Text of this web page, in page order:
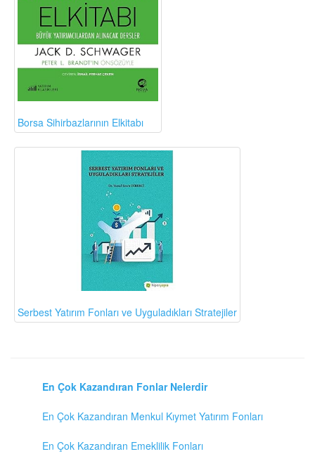
Borsa Sihirbazlarının Elkitabı
Serbest Yatırım Fonları ve Uyguladıkları Stratejiler
En Çok Kazandıran Fonlar Nelerdir
En Çok Kazandıran Menkul Kıymet Yatırım Fonları
En Çok Kazandıran Emeklilik Fonları